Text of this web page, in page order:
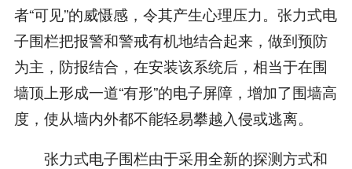
者“可见”的威慑感，令其产生心理压力。张力式电
子围栏把报警和警戒有机地结合起来，做到预防
为主，防报结合，在安装该系统后，相当于在围
墙顶上形成一道“有形”的电子屏障，增加了围墙高
度，使从墙内外都不能轻易攀越入侵或逃离。
张力式电子围栏由于采用全新的探测方式和